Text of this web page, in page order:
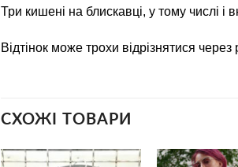
Три кишені на блискавці, у тому числі і
Відтінок може трохи відрізнятися
СХОЖІ ТОВАРИ